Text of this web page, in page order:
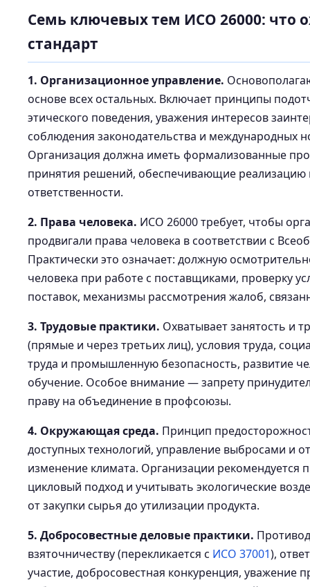
Семь ключевых тем ИСО 26000: что
стандарт
1. Организационное управление.
основе всех остальных. Включает принципы
этического поведения, уважения интересов
соблюдения законодательства и международных
Организация должна иметь формализованные
принятия решений, обеспечивающие
ответственности.
2. Права человека. ИСО 26000 требует, чтобы
продвигали права человека в соответствии с
Практически это означает: должную
человека при работе с поставщиками, проверку
поставок, механизмы рассмотрения жалоб,
3. Трудовые практики. Охватывает занятость и
(прямые и через третьих лиц), условия труда,
труда и промышленную безопасность, развитие
обучение. Особое внимание — запрету
праву на объединение в профсоюзы.
4. Окружающая среда. Принцип
доступных технологий, управление выбросами и
изменение климата. Организации рекомендуется
цикловый подход и учитывать экологические
от закупки сырья до утилизации продукта.
5. Добросовестные деловые практики.
взяточничеству (перекликается с ИСО 37001),
участие, добросовестная конкуренция, уважение